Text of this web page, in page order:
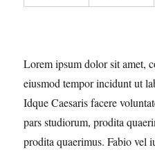
Lorem ipsum dolor sit amet,
eiusmod tempor incidunt ut
Idque Caesaris facere
pars studiorum, prodita
prodita quaerimus. Fabio vel